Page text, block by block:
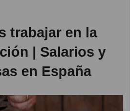
trabajar en la
| Salarios y
en España